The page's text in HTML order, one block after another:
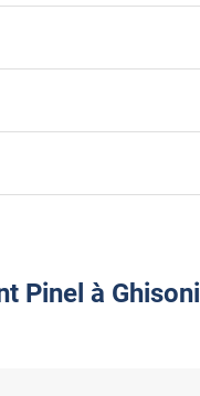
Pinel à Ghisoni